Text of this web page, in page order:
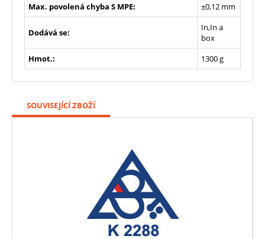
Max. povolená chyba S MPE:
±0,12 mm
Dodává se:
In,In a
box
Hmot.:
1300 g
SOUVISEJÍCÍ ZBOŽÍ